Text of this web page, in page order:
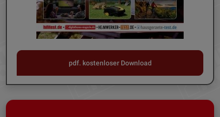
pdf. kostenloser Download